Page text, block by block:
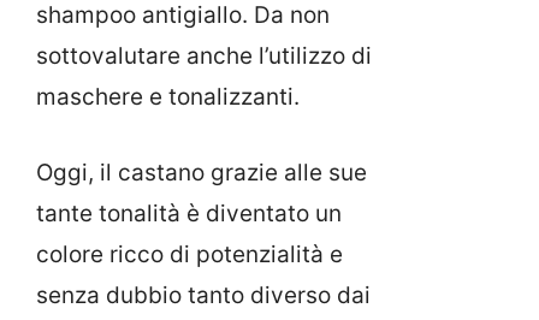
shampoo antigiallo. Da non
sottovalutare anche l’utilizzo di
maschere e tonalizzanti.
Oggi, il castano grazie alle sue
tante tonalità è diventato un
colore ricco di potenzialità e
senza dubbio tanto diverso dai